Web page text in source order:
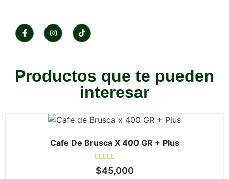
Productos que te pueden
interesar
Cafe De Brusca X 400 GR + Plus
Valorado
en
$45,000